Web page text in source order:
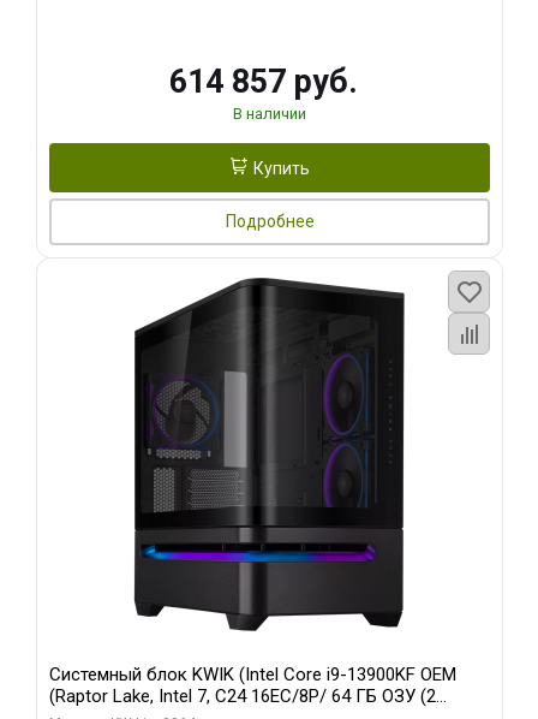
614 857 руб.
В наличии
Купить
Подробнее
Системный блок KWIK (Intel Core i9-13900KF OEM
(Raptor Lake, Intel 7, C24 16EC/8P/ 64 ГБ ОЗУ (2